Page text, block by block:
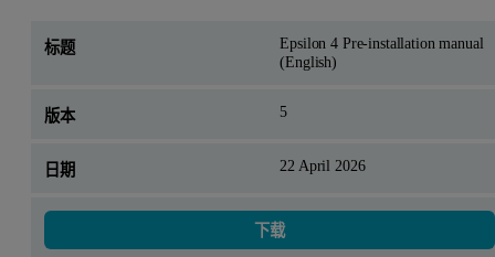
Epsilon 4 Pre-installation manual
(English)
5
22 April 2026
下载